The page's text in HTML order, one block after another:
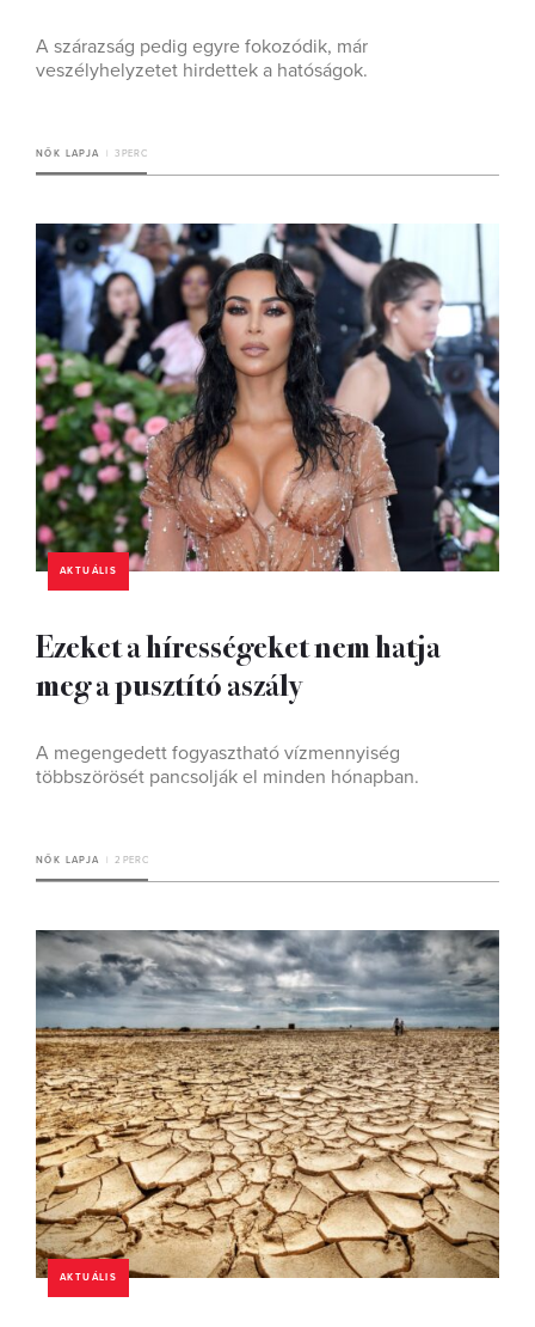
A szárazság pedig egyre fokozódik, már
veszélyhelyzetet hirdettek a hatóságok.
NŐK LAPJA 3 PERC
AKTUÁLIS
Ezeket a hírességeket nem hatja
meg a pusztító aszály
A megengedett fogyasztható vízmennyiség
többszörösét pancsolják el minden hónapban.
NŐK LAPJA 2 PERC
AKTUÁLIS